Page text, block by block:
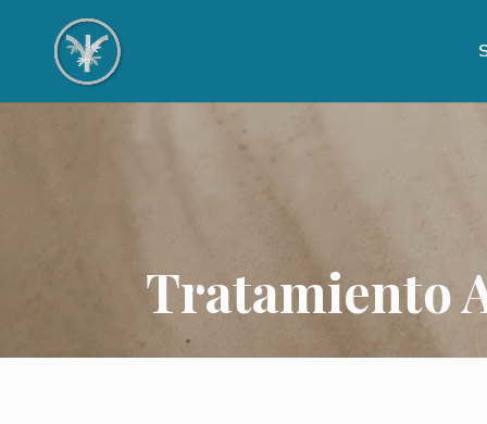
Tratamiento